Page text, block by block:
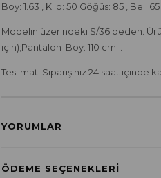
Boy: 1.63 , Kilo: 50 Göğüs: 85 , Bel:
Modelin üzerindeki S/36 beden.
için);Pantalon Boy: 110 cm .
Teslimat: Siparişiniz 24 saat içinde
YORUMLAR
ÖDEME SEÇENEKLERI